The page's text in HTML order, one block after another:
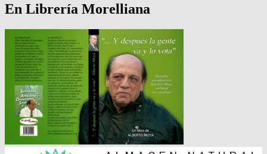
En Librería Morelliana